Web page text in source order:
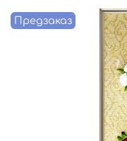
Предзаказ